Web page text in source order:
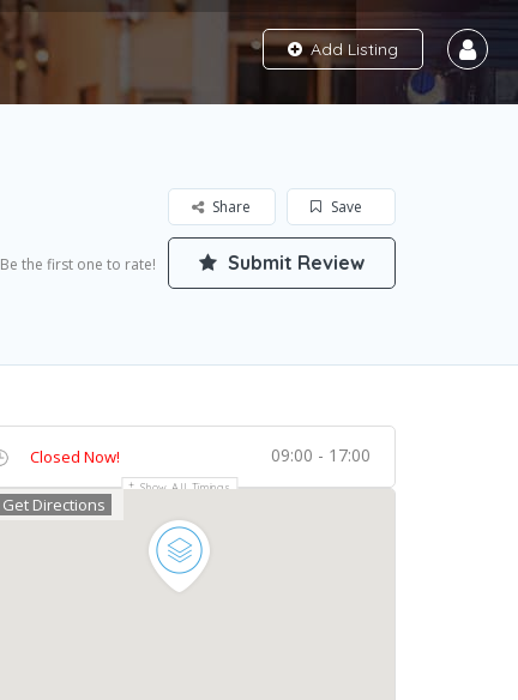
Add Listing
Save
Share
Be the first one to rate! Submit Review
Closed Now! 09:00 - 17:00
Show All Timings
Get Directions